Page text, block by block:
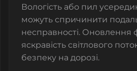
Вологість або пил
можуть спричинити
несправності. Оновлення
яскравість світлового
безпеку на дорозі.